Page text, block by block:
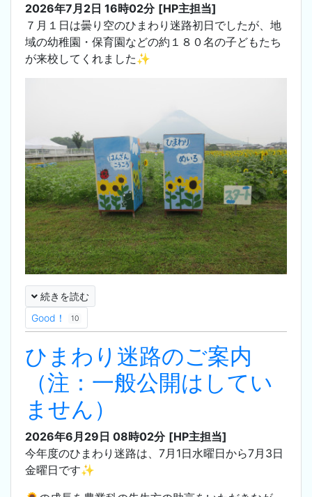
2026年7月2日 16時02分 [HP主担当]
７月１日は曇り空のひまわり迷路初日でしたが、地
域の幼稚園・保育園などの約１８０名の子どもたち
が来校してくれました✨
続きを読む
Good！
10
ひまわり迷路のご案内
（注：一般公開はしてい
ません）
2026年6月29日 08時02分 [HP主担当]
今年度のひまわり迷路は、7月1日水曜日から7月3日
金曜日です✨